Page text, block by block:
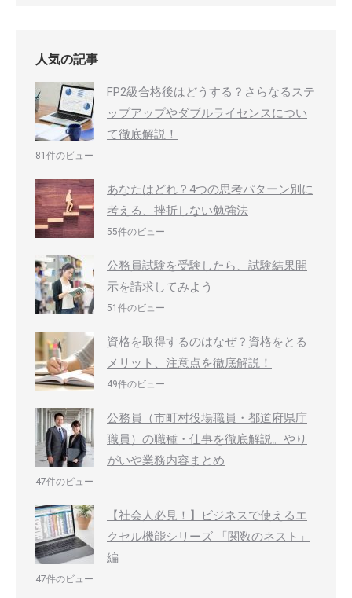
人気の記事
FP2級合格後はどうする？さらなるステ
ップアップやダブルライセンスについ
て徹底解説！
81件のビュー
あなたはどれ？4つの思考パターン別に
考える、挫折しない勉強法
55件のビュー
公務員試験を受験したら、試験結果開
示を請求してみよう
51件のビュー
資格を取得するのはなぜ？資格をとる
メリット、注意点を徹底解説！
49件のビュー
公務員（市町村役場職員・都道府県庁
職員）の職種・仕事を徹底解説。やり
がいや業務内容まとめ
47件のビュー
【社会人必見！】ビジネスで使えるエ
クセル機能シリーズ 「関数のネスト」
編
47件のビュー